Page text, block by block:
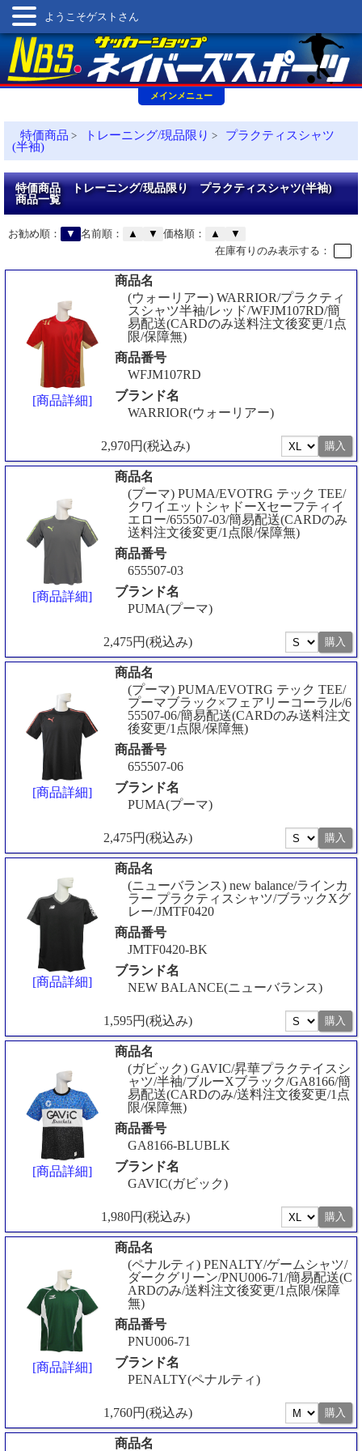
メインメニュー
ようこそゲストさん
特価商品 > トレーニング/現品限り >
プラクティスシャツ
(半袖)
特価商品 トレーニング/現品限り プラクティスシャツ(半袖)
商品一覧
お勧め順： ▼ 名前順： ▲ ▼ 価格順： ▲
▼
在庫有りのみ表示する：
[商品詳細]
商品名
(ウォーリアー) WARRIOR/プラクティ
スシャツ半袖/レッド/WFJM107RD/簡
易配送(CARDのみ送料注文後変更/1点
限/保障無)
商品番号
WFJM107RD
ブランド名
WARRIOR(ウォーリアー)
2,970円(税込み)
[商品詳細]
商品名
(プーマ) PUMA/EVOTRG テック TEE/
クワイエットシャドーXセーフティイ
エロー/655507-03/簡易配送(CARDのみ
送料注文後変更/1点限/保障無)
商品番号
655507-03
ブランド名
PUMA(プーマ)
2,475円(税込み)
[商品詳細]
商品名
(プーマ) PUMA/EVOTRG テック TEE/
プーマブラック×フェアリーコーラル/6
55507-06/簡易配送(CARDのみ送料注文
後変更/1点限/保障無)
商品番号
655507-06
ブランド名
PUMA(プーマ)
2,475円(税込み)
[商品詳細]
商品名
(ニューバランス) new balance/ラインカ
ラー プラクティスシャツ/ブラックXグ
レー/JMTF0420
商品番号
JMTF0420-BK
ブランド名
NEW BALANCE(ニューバランス)
1,595円(税込み)
[商品詳細]
商品名
(ガビック) GAVIC/昇華プラクテイスシ
ャツ/半袖/ブルーXブラック/GA8166/簡
易配送(CARDのみ/送料注文後変更/1点
限/保障無)
商品番号
GA8166-BLUBLK
ブランド名
GAVIC(ガビック)
1,980円(税込み)
[商品詳細]
商品名
(ペナルティ) PENALTY/ゲームシャツ/
ダークグリーン/PNU006-71/簡易配送(C
ARDのみ/送料注文後変更/1点限/保障
無)
商品番号
PNU006-71
ブランド名
PENALTY(ペナルティ)
1,760円(税込み)
商品名